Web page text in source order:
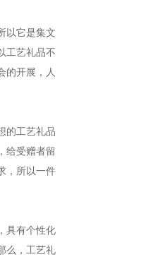
以它是集文
工艺礼品不
的开展，人
的工艺礼品
给受赠者留
，所以一件
具有个性化
么，工艺礼